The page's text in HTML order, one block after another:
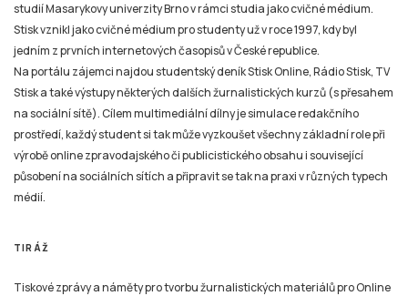
studií Masarykovy univerzity Brno v rámci studia jako cvičné médium.
Stisk vznikl jako cvičné médium pro studenty už v roce 1997, kdy byl
jedním z prvních internetových časopisů v České republice.
Na portálu zájemci najdou studentský deník Stisk Online, Rádio Stisk, TV
Stisk a také výstupy některých dalších žurnalistických kurzů (s přesahem
na sociální sítě). Cílem multimediální dílny je simulace redakčního
prostředí, každý student si tak může vyzkoušet všechny základní role při
výrobě online zpravodajského či publicistického obsahu i související
působení na sociálních sítích a připravit se tak na praxi v různých typech
médií.
TIRÁŽ
Tiskové zprávy a náměty pro tvorbu žurnalistických materiálů pro Online